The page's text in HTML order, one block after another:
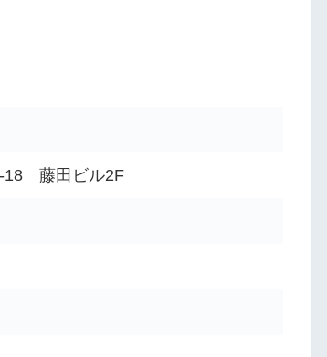
18 藤田ビル2F